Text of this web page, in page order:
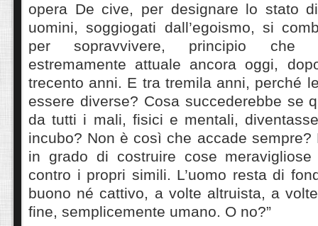
opera De cive, per designare lo stato
uomini, soggiogati dall’egoismo, si
per sopravvivere, principio che
estremamente attuale ancora oggi,
trecento anni. E tra tremila anni, perché
essere diverse? Cosa succederebbe se
da tutti i mali, fisici e mentali,
incubo? Non è così che accade sempre?
in grado di costruire cose
contro i propri simili. L’uomo resta di
buono né cattivo, a volte altruista, a
fine, semplicemente umano. O no?”